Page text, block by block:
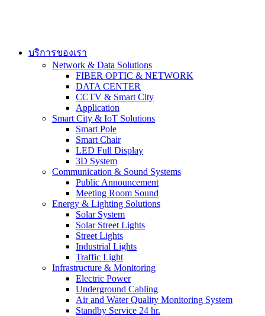
บริการของเรา
Network & Data Solutions
FIBER OPTIC & NETWORK​
DATA CENTER
CCTV & Smart City
Application
Smart City & IoT Solutions
Smart Pole
Smart Chair
LED Full Display
3D System
Communication & Sound Systems
Public Announcement
Meeting Room Sound
Energy & Lighting Solutions
Solar System
Solar Street Lights
Street Lights
Industrial Lights
Traffic Light
Infrastructure & Monitoring
Electric Power
Underground Cabling
Air and Water Quality Monitoring System
Standby Service 24 hr.